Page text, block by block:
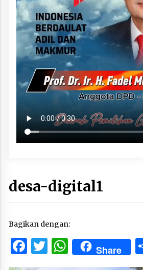
desa-digital1
Bagikan dengan:
Facebook
TwitterShare